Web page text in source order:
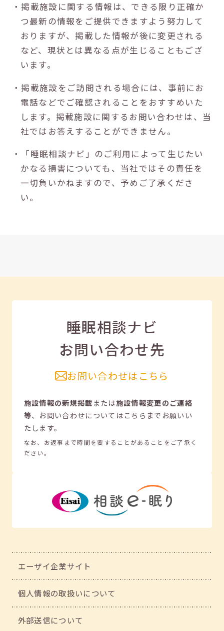
・掲載施設に関する情報は、できる限り正確か
つ最新の情報をご提供できますよう努力して
おりますが、掲載した情報が後に変更される
など、現状とは異なる点が生じることもござ
います。
・掲載施設をご訪問される場合には、事前にお
電話などでご確認されることをおすすめいた
します。掲載施設に関するお問い合わせは、当
社ではお答えすることができません。
・「睡眠相談ナビ」のご利用によって生じたい
かなる損害についても、当社ではその責任を
一切負いかねますので、予めご了承くださ
い。
睡眠相談ナビ
お問い合わせ先
お問い合わせはこちら
施設情報の新規掲載または施設情報変更のご連絡
等、 お問い合わせについてはこちらまでお願いい
たします。
なお、お返事まで時間を要することがあることをご了承く
ださい。
エーザイ企業サイト
個人情報の取扱いについて
外部送信について